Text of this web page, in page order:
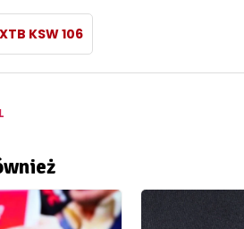
XTB KSW 106